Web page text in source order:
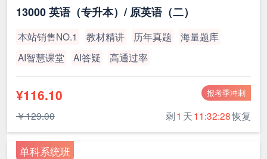
13000 英语（专升本）/ 原英语（二）
本站销售NO.1 教材精讲 历年真题
海量题库
AI智慧课堂
AI答疑 高通过率
报考季冲刺
¥116.10
￥129.00 剩1 天11:32:27恢复
单科系统班